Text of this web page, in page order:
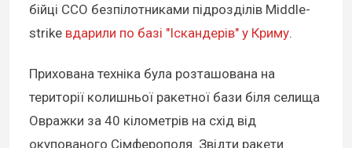
бійці ССО безпілотниками підрозділів Middle-
strike вдарили по базі "Іскандерів" у Криму.
Прихована техніка була розташована на
території колишньої ракетної бази біля селища
Овражки за 40 кілометрів на схід від
окупованого Сімферополя. Звідти ракети